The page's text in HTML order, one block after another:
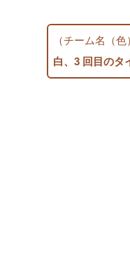
（チーム名（
白、3 回目のタ